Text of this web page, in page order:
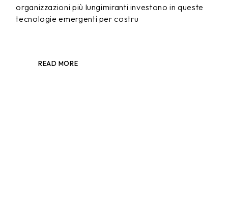
organizzazioni più lungimiranti investono in queste
tecnologie emergenti per costru
READ MORE